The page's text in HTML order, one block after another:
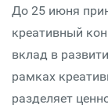
До 25 июня
креативный
вклад в
рамках
разделяет